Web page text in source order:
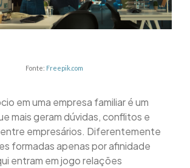
Fonte: Freepik.com
em uma empresa familiar é um
mais geram dúvidas, conflitos e
empresários. Diferentemente
formadas apenas por afinidade
entram em jogo relações